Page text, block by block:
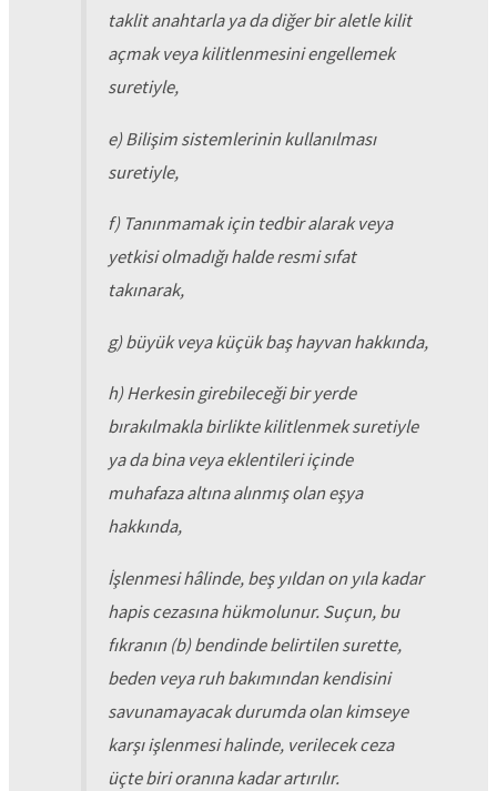
taklit anahtarla ya da diğer bir aletle kilit
açmak veya kilitlenmesini engellemek
suretiyle,
e) Bilişim sistemlerinin kullanılması
suretiyle,
f) Tanınmamak için tedbir alarak veya
yetkisi olmadığı halde resmi sıfat
takınarak,
g) büyük veya küçük baş hayvan hakkında,
h) Herkesin girebileceği bir yerde
bırakılmakla birlikte kilitlenmek suretiyle
ya da bina veya eklentileri içinde
muhafaza altına alınmış olan eşya
hakkında,
İşlenmesi hâlinde, beş yıldan on yıla kadar
hapis cezasına hükmolunur. Suçun, bu
fıkranın (b) bendinde belirtilen surette,
beden veya ruh bakımından kendisini
savunamayacak durumda olan kimseye
karşı işlenmesi halinde, verilecek ceza
üçte biri oranına kadar artırılır.